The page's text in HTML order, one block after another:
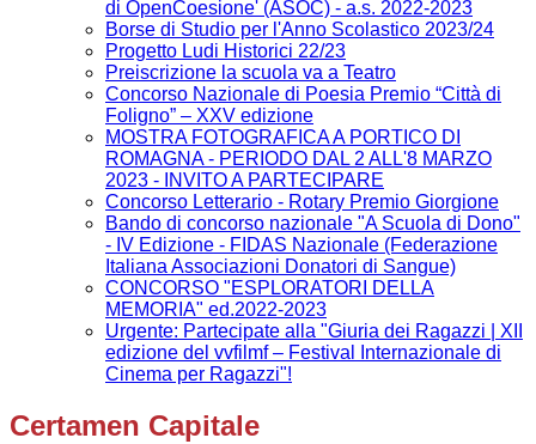
di OpenCoesione' (ASOC) - a.s. 2022-2023
Borse di Studio per l'Anno Scolastico 2023/24
Progetto Ludi Historici 22/23
Preiscrizione la scuola va a Teatro
Concorso Nazionale di Poesia Premio “Città di
Foligno” – XXV edizione
MOSTRA FOTOGRAFICA A PORTICO DI
ROMAGNA - PERIODO DAL 2 ALL'8 MARZO
2023 - INVITO A PARTECIPARE
Concorso Letterario - Rotary Premio Giorgione
Bando di concorso nazionale "A Scuola di Dono"
- IV Edizione​ - FIDAS Nazionale (Federazione
Italiana Associazioni Donatori di Sangue)
CONCORSO "ESPLORATORI DELLA
MEMORIA" ed.2022-2023
Urgente: Partecipate alla "Giuria dei Ragazzi | XII
edizione del vvfilmf – Festival Internazionale di
Cinema per Ragazzi"!
Certamen Capitale